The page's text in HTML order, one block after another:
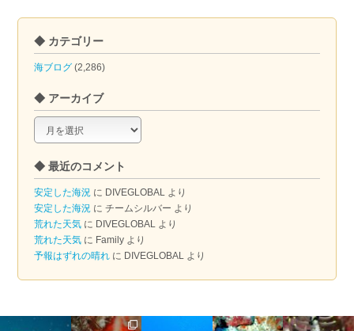
◆ カテゴリー
海ブログ (2,286)
◆ アーカイブ
ア
カ
イ
ブ
◆ 最近のコメント
安定した海況 に DIVEGLOBAL より
安定した海況 にチームシルバー より
荒れた天気 に DIVEGLOBAL より
荒れた天気 に Family より
予報はずれの晴れ に DIVEGLOBAL より